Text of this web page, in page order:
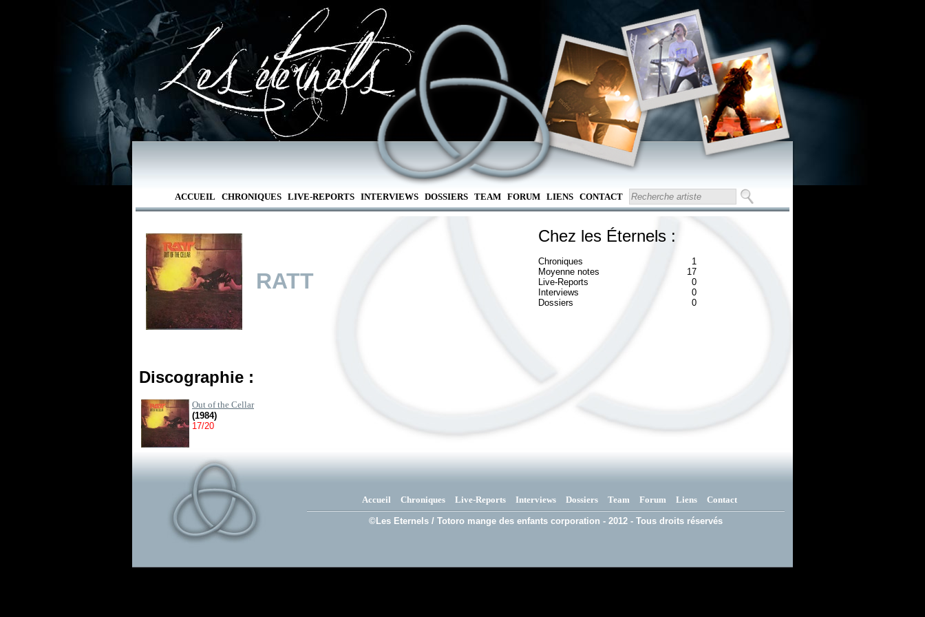
ACCUEIL CHRONIQUES LIVE-REPORTS INTERVIEWS DOSSIERS TEAM FORUM LIENS CONTACT
RATT
Chez les Éternels :
Chroniques
1
Moyenne notes
17
Live-Reports
0
Interviews
0
Dossiers
0
Discographie :
Out of the Cellar
(1984)
17/20
Accueil Chroniques Live-Reports Interviews Dossiers Team Forum Liens Contact
©Les Eternels / Totoro mange des enfants corporation - 2012 - Tous droits réservés